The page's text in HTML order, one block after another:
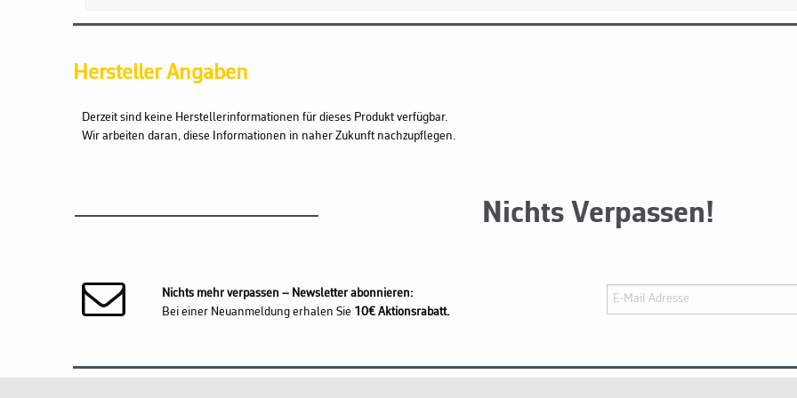
Hersteller Angaben
Derzeit sind keine Herstellerinformationen für dieses Produkt verfügbar.
Wir arbeiten daran, diese Informationen in naher Zukunft nachzupflegen.
Nichts Verpassen!
Nichts mehr verpassen – Newsletter abonnieren:
Bei einer Neuanmeldung erhalen Sie 10€ Aktionsrabatt.